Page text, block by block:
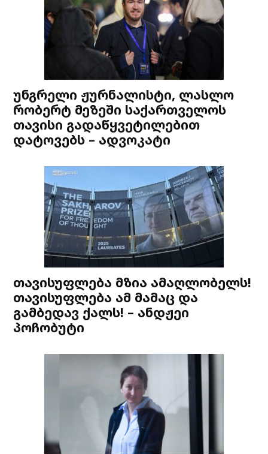
უნგრელი ჟურნალისტი, ლასლო
რობერტ მეზეში საქართველოს
თავისი გადაწყვეტილებით
დატოვებს – ადვოკატი
თავისუფლება მზია ამაღლობელს!
თავისუფლება ამ მამაც და
გამბედავ ქალს! – ანდჟეი
პოჩობუტი